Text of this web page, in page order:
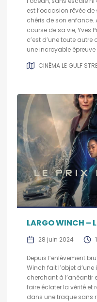
est l’occasion rêvée
chéris de son enfance.
course de sa vie, Yves
c’est d’une toute autre
une incroyable
CINÉMA LE GULF
LARGO WINCH –
28 juin 2024
Depuis l’enlèvement
Winch fait l’objet
cherchant à l’anéantir
faire éclater la vérité et
dans une traque sans